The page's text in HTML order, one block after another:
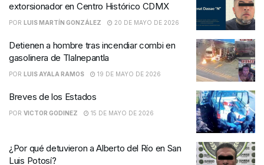
extorsionador en Centro Histórico CDMX
POR LUIS MARTÍN GONZÁLEZ 20 DE MAYO DE 2026
Detienen a hombre tras incendiar combi en
gasolinera de Tlalnepantla
POR LUIS AYALA RAMOS 19 DE MAYO DE 2026
Breves de los Estados
POR VICTOR GODINEZ 15 DE MAYO DE 2026
¿Por qué detuvieron a Alberto del Río en San
Luis Potosí?